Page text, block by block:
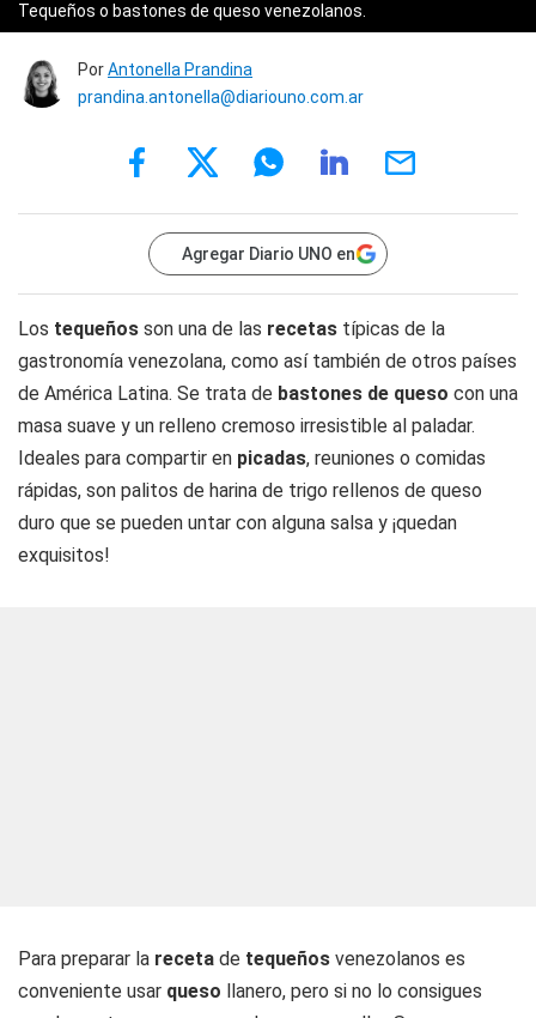
Tequeños o bastones de queso venezolanos.
PorAntonella Prandina
prandina.antonella@diariouno.com.ar
Agregar Diario UNO en
Los tequeños son una de las recetas típicas de la
gastronomía venezolana, como así también de otros países
de América Latina. Se trata de bastones de queso con una
masa suave y un relleno cremoso irresistible al paladar.
Ideales para compartir en picadas, reuniones o comidas
rápidas, son palitos de harina de trigo rellenos de queso
duro que se pueden untar con alguna salsa y ¡quedan
exquisitos!
Para preparar la receta de tequeños venezolanos es
conveniente usar queso llanero, pero si no lo consigues